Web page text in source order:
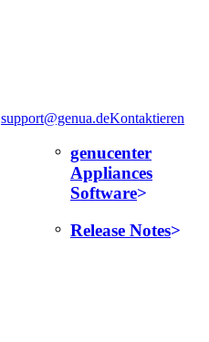
support@genua.deKontaktieren
genucenter
Appliances
Software
Release Notes